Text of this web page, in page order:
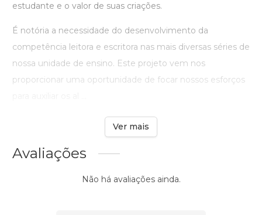
estudante e o valor de suas criações.
É notória a necessidade do desenvolvimento da
competência leitora e escritora nas mais diversas séries de
nossa unidade de ensino. Este projeto vem nos
proporcionar uma oportunidade de focar nossos esforços
Ver mais
Avaliações
Não há avaliações ainda.